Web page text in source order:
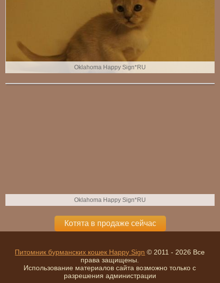
Oklahoma Happy Sign*RU
Oklahoma Happy Sign*RU
Котята в продаже сейчас
Питомник бурманских кошек Happy Sign © 2011 - 2026 Все
права защищены.
Использование материалов сайта возможно только с
разрешения администрации